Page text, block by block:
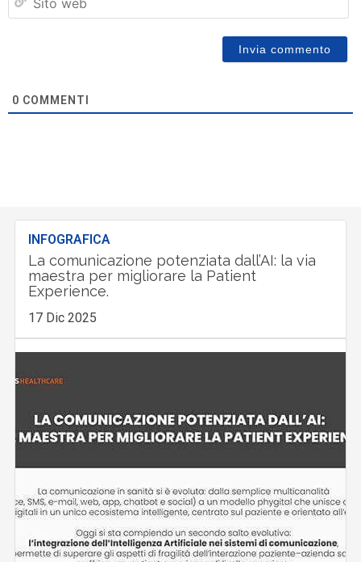
0 COMMENTI
INFOGRAFICA
La comunicazione potenziata dall’AI: la via
maestra per migliorare la Patient
Experience.
17 Dic 2025